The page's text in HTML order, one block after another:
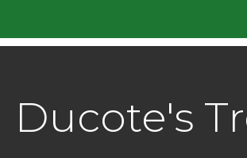
Ducote's